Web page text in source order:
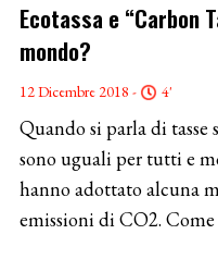
Ecotassa e “Carbon
mondo?
12 Dicembre 2018 - 4'
Quando si parla di
sono uguali per tutti e
hanno adottato alcuna
emissioni di CO2.